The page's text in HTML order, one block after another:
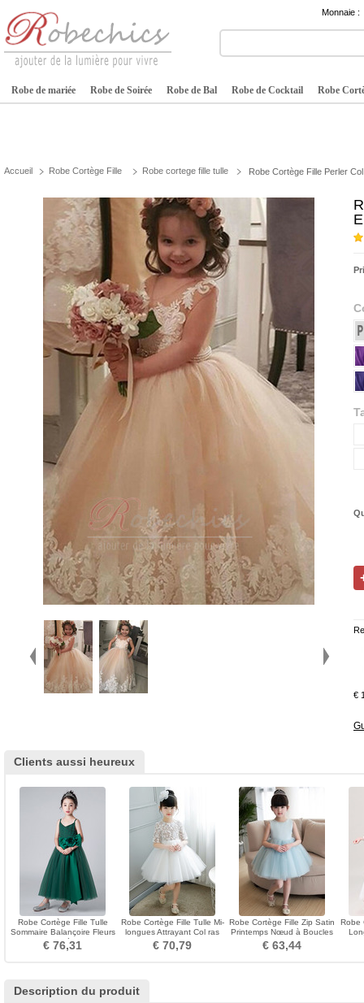
Monnaie :
Robe de mariée Robe de Soirée Robe de Bal Robe de Cocktail Robe
Accueil Robe Cortège Fille Robe cortege fille tulle Robe Cortège Fille Perler
€
Clients aussi heureux
Robe Cortège Fille Tulle
Sommaire Balançoire Fleurs
Glissière
€ 76,31
Robe Cortège Fille Tulle Mi-
longues Attrayant Col ras
du Cou Zip
€ 70,79
Robe Cortège Fille Zip Satin
Printemps Nœud à Boucles
Manquant
€ 63,44
Robe
Description du produit